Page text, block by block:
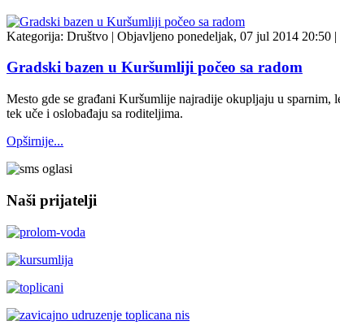
Kategorija: Društvo | Objavljeno ponedeljak, 07 jul 2014 20:50 |
Gradski bazen u Kuršumliji počeo sa radom
Mesto gde se građani Kuršumlije najradije okupljaju u sparnim,
tek uče i oslobađaju sa roditeljima.
Opširnije...
Naši prijatelji